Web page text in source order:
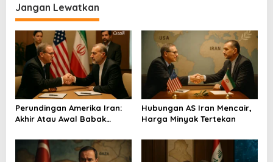
g
a
s
i
p
o
s
Jangan Lewatkan
Perundingan Amerika Iran:
Akhir Atau Awal Babak
Hubungan AS Iran Mencair,
Harga Minyak Tertekan